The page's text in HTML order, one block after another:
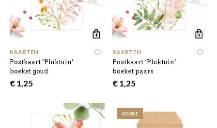
KAARTEN
Postkaart ‘Pluktuin’
boeket goud
€1,25
KAARTEN
Postkaart ‘Pluktuin’
boeket paars
€1,25
KOOPJE